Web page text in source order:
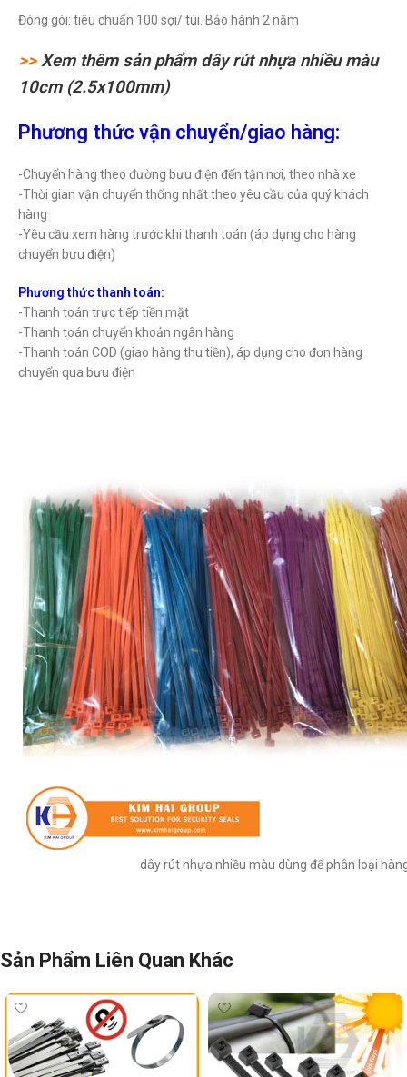
Đóng gói: tiêu chuẩn 100 sợi/ túi. Bảo hành 2 năm
>>Xem thêm sản phẩm dây rút nhựa nhiều màu
10cm (2.5x100mm)
Phương thức vận chuyển/giao hàng:
-Chuyển hàng theo đường bưu điện đến tận nơi, theo nhà xe
-Thời gian vận chuyển thống nhất theo yêu cầu của quý khách
hàng
-Yêu cầu xem hàng trước khi thanh toán (áp dụng cho hàng
chuyển bưu điện)
Phương thức thanh toán:
-Thanh toán trực tiếp tiền mặt
-Thanh toán chuyển khoản ngân hàng
-Thanh toán COD (giao hàng thu tiền), áp dụng cho đơn hàng
chuyển qua bưu điện
dây rút nhựa nhiều màu dùng để phân loại hàng
Sản Phẩm Liên Quan Khác